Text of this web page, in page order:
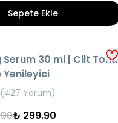
Sepete Ekle
Serum 30 ml | Cilt Tonu
Yenileyici
(427 Yorum)
₺ 299.90